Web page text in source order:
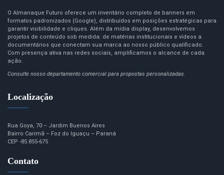
O Almanaque Futuro oferece um inventário completo de banners em
formatos padronizados (Google), distribuídos em posições estratégicas para
garantir visibilidade e cliques. Além da mídia display, desenvolvemos
projetos de conteúdo sob medida: de matérias institucionais e vídeos a
documentários que conectam sua marca ao nosso público qualificado.
Com presença ativa nas redes sociais, amplificamos o alcance de cada
ação.
Consulte nosso departamento comercial para propostas personalizadas.
Localização
Rua Goya, 70 – Jardim Buenos Aires
Bairro Carimã – Foz do Iguaçu – Paraná
CEP -85.855-675
Contato